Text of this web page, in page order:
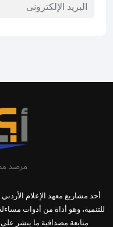
أحد مشاريع معهد الإعلام
للتنمية، وهو أداة من أدوات
متابعة مصداقية ما ينشر على